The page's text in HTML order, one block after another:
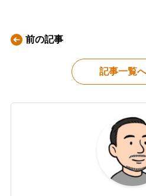
前の記事
記事一覧